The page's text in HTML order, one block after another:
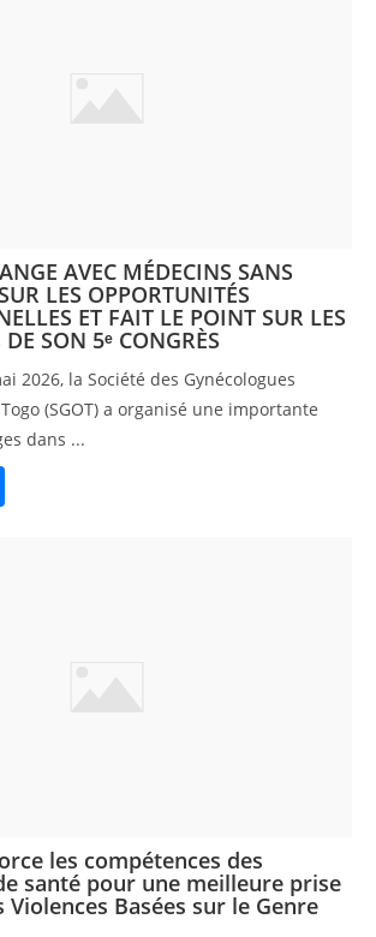
AVEC MÉDECINS SANS
LES OPPORTUNITÉS
ET FAIT LE POINT SUR LES
SON 5ᵉ CONGRÈS
2026, la Société des Gynécologues
(SGOT) a organisé une importante
dans ...
les compétences des
santé pour une meilleure prise
Violences Basées sur le Genre